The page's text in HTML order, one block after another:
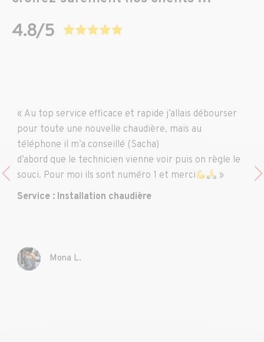
Mona L.
« Au top service efficace et rapide j’allais débourser
pour toute une nouvelle chaudière, mais au
téléphone il m’a conseillé (Sacha)
d’abord que le technicien vienne voir puis on règle le
souci. Pour moi ils sont numéro 1 et merci
»
Service : Installation chaudière